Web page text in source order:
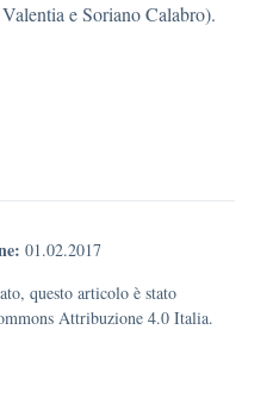
e Soriano Calabro).
01.02.2017
questo articolo è stato
Attribuzione 4.0 Italia.